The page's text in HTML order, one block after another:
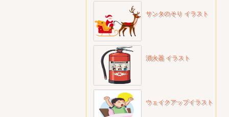
サンタのそり イラスト
消火器 イラスト
ウェイクアップイラスト